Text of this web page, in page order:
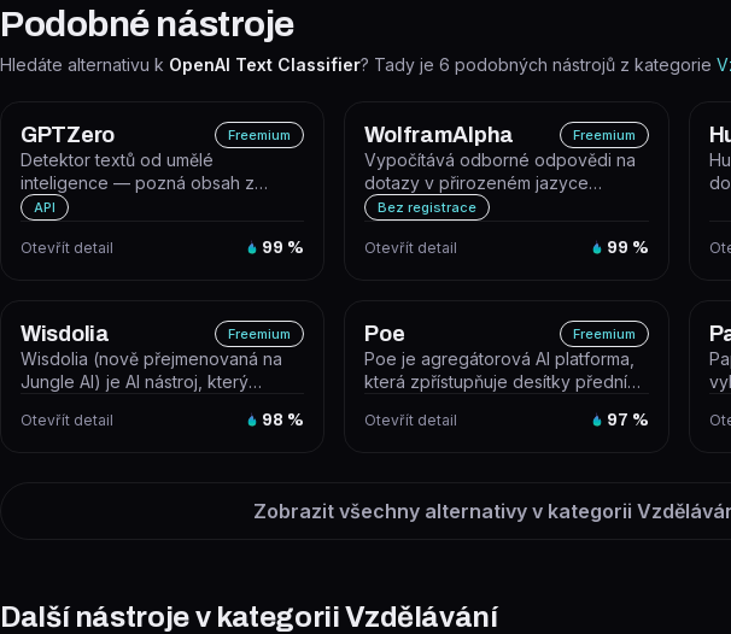
Podobné nástroje
Hledáte alternativu k OpenAI Text Classifier? Tady je 6 podobných nástrojů z kategorie
GPTZero Freemium
Detektor textů od umělé
inteligence — pozná obsah z
ChatGPT, GPT-5, Claude i Gemini a
API
Otevřít detail 99 %
WolframAlpha Freemium
Vypočítává odborné odpovědi na
dotazy v přirozeném jazyce
pomocí algoritmů, znalostní báze a
Bez registrace
Otevřít detail 99 %
Wisdolia Freemium
Wisdolia (nově přejmenovaná na
Jungle AI) je AI nástroj, který
Otevřít detail 98 %
Poe Freemium
Poe je agregátorová AI platforma,
která zpřístupňuje desítky předních
Otevřít detail 97 %
G...
Zobrazit všechny alternativy v kategorii
Další nástroje v kategorii Vzdělávání